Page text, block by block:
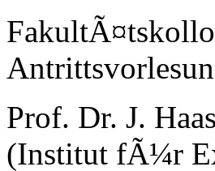
Prof. Dr. J.
(Institut fÃ¼r